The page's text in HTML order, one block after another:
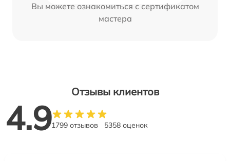
Вы можете ознакомиться с сертификатом
мастера
Отзывы клиентов
4.91799 отзывов 5358 оценок